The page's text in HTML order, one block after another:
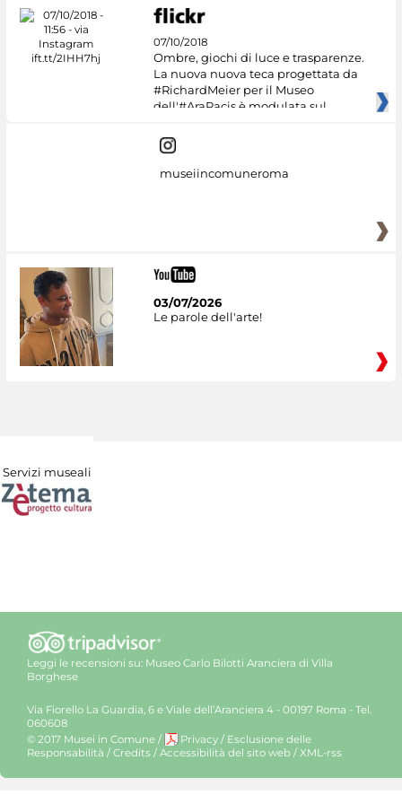
07/10/2018
Ombre, giochi di luce e trasparenze.
La nuova nuova teca progettata da
#RichardMeier per il Museo
dell'#AraPacis è modulata sul
museiincomuneroma
03/07/2026
Le parole dell'arte!
Servizi museali
Leggi le recensioni su: Museo Carlo Bilotti Aranciera di Villa
Borghese
Via Fiorello La Guardia, 6 e Viale dell’Aranciera 4 - 00197 Roma - Tel.
060608
© 2017 Musei in Comune / Privacy / Esclusione delle
Responsabilità / Credits / Accessibilità del sito web / XML-rss